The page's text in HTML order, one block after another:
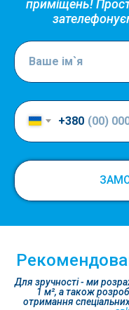
приміщень!
+380
Для зручності - ми
1 м², а також
отримання